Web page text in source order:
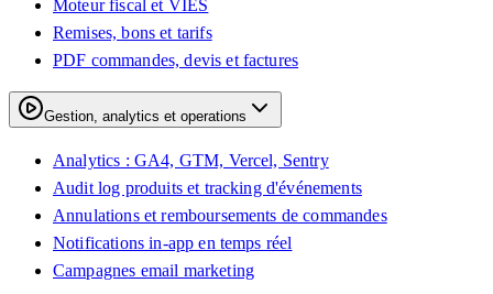
Moteur fiscal et VIES
Remises, bons et tarifs
PDF commandes, devis et factures
Gestion, analytics et operations
Analytics : GA4, GTM, Vercel, Sentry
Audit log produits et tracking d'événements
Annulations et remboursements de commandes
Notifications in-app en temps réel
Campagnes email marketing